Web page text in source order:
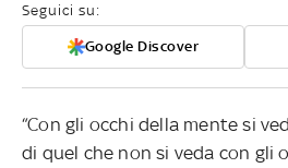
Seguici su:
Google Discover
“Con gli occhi della mente si
di quel che non si veda con gli